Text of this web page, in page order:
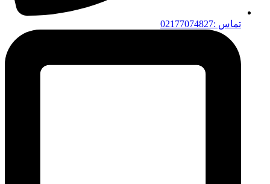
تماس :02177074827